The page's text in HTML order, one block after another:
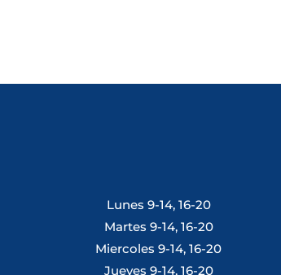
Lunes 9-14, 16-20
Martes 9-14, 16-20
Miercoles 9-14, 16-20
Jueves 9-14, 16-20